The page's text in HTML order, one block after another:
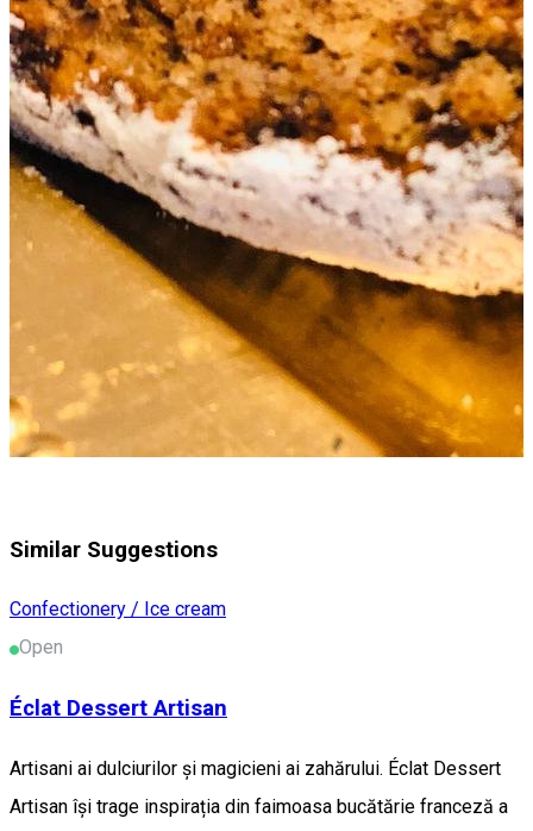
Similar Suggestions
Confectionery / Ice cream
Open
Éclat Dessert Artisan
Artisani ai dulciurilor și magicieni ai zahărului. Éclat Dessert
Artisan își trage inspirația din faimoasa bucătărie franceză a